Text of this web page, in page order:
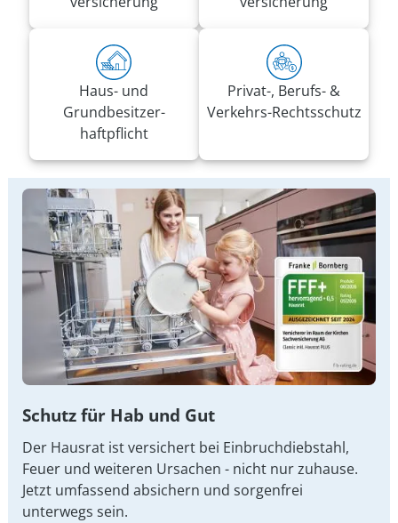
Haus- und
Grundbesitzer­
haftpflicht
Privat-, Berufs- &
Verkehrs-Rechtsschutz
Schutz für Hab und Gut
Der Hausrat ist versichert bei Einbruchdiebstahl,
Feuer und weiteren Ursachen - nicht nur zuhause.
Jetzt umfassend absichern und sorgenfrei
unterwegs sein.